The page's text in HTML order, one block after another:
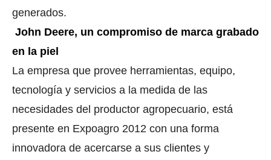
generados.
John Deere, un compromiso de marca grabado
en la piel
La empresa que provee herramientas, equipo,
tecnología y servicios a la medida de las
necesidades del productor agropecuario, está
presente en Expoagro 2012 con una forma
innovadora de acercarse a sus clientes y